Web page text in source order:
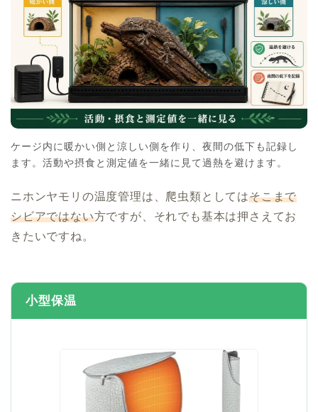
ケージ内に暖かい側と涼しい側を作り、夜間の低下も記録し
ます。活動や摂食と測定値を一緒に見て過熱を避けます。
ニホンヤモリの温度管理は、爬虫類としてはそこまで
シビアではない方ですが、それでも基本は押さえてお
きたいですね。
小型保温